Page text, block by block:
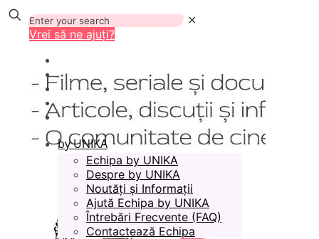
✕
Vrei să ne ajuți?
by UNIKA
Echipa by UNIKA
Despre by UNIKA
Noutăți și Informații
Ajută Echipa by UNIKA
Întrebări Frecvente (FAQ)
Contactează Echipa